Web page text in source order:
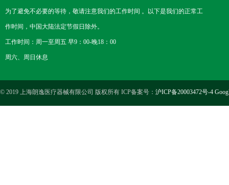
为了避免不必要的等待，敬请注意我们的工作时间 。以下是我们的正常工
作时间，中国大陆法定节假日除外。
工作时间：周一至周五 早9：00-晚18：00
周六、周日休息
© 2019 上海朗逸医疗器械有限公司 版权所有 ICP备案号： 沪ICP备20003472号-4